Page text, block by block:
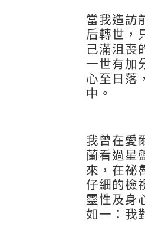
當我造訪
后轉世，
己滿沮喪
一世有加
心至日落
中。
我曾在愛
蘭看過星
來，在祕
仔細的檢
靈性及身
如一：我